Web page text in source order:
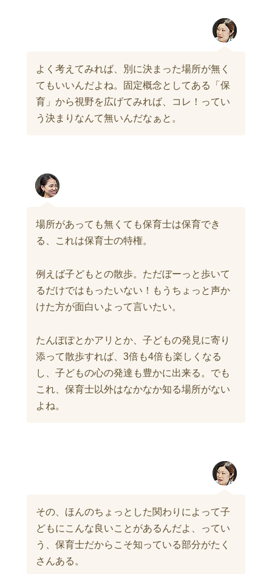
よく考えてみれば、別に決まった場所が無く
てもいいんだよね。固定概念としてある「保
育」から視野を広げてみれば、コレ！ってい
う決まりなんて無いんだなぁと。
場所があっても無くても保育士は保育でき
る、これは保育士の特権。
例えば子どもとの散歩。ただぼーっと歩いて
るだけではもったいない！もうちょっと声か
けた方が面白いよって言いたい。
たんぽぽとかアリとか、子どもの発見に寄り
添って散歩すれば、3倍も4倍も楽しくなる
し、子どもの心の発達も豊かに出来る。でも
これ、保育士以外はなかなか知る場所がない
よね。
その、ほんのちょっとした関わりによって子
どもにこんな良いことがあるんだよ、ってい
う、保育士だからこそ知っている部分がたく
さんある。